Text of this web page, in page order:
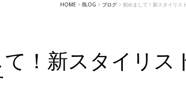
HOME > BLOG > ブログ > 初めまして！新スタイリス
！新スタイリス